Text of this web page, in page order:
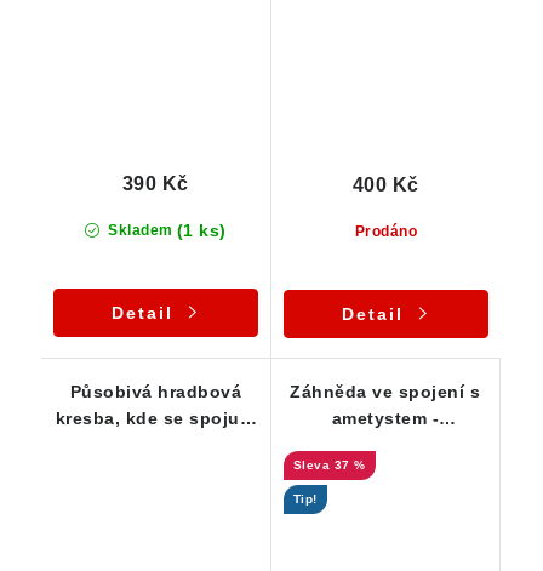
Skladem (1 ks)
390 Kč
Detail
Prodáno
400 Kč
Detail
Působivá hradbová
kresba, kde se spojuje
Záhněda ve spojení s
ametystem -
krystal s náznakem
fantomu - Česká Mez
37 %
Tip!